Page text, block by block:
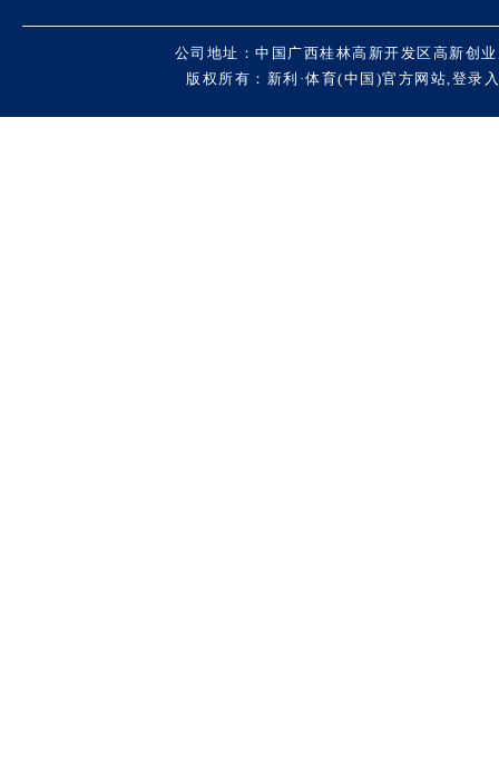
公司地址：中国广西桂林高新开发区高新创
版权所有：新利·体育(中国)官方网站,登录